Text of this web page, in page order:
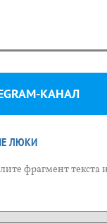
КАНАЛ
ЛЮКИ
фрагмент